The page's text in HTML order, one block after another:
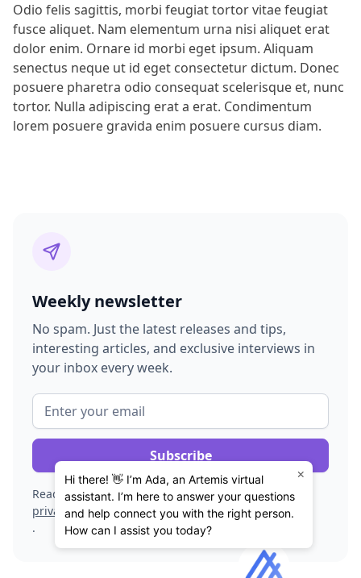
Odio felis sagittis, morbi feugiat tortor vitae feugiat
fusce aliquet. Nam elementum urna nisi aliquet erat
dolor enim. Ornare id morbi eget ipsum. Aliquam
senectus neque ut id eget consectetur dictum. Donec
posuere pharetra odio consequat scelerisque et, nunc
tortor. Nulla adipiscing erat a erat. Condimentum
lorem posuere gravida enim posuere cursus diam.
Weekly newsletter
No spam. Just the latest releases and tips,
interesting articles, and exclusive interviews in
your inbox every week.
Read about our
privacy policy
.
Hi there! 👋 I’m Ada, an Artemis virtual
assistant. I’m here to answer your questions
and help connect you with the right person.
How can I assist you today?
×